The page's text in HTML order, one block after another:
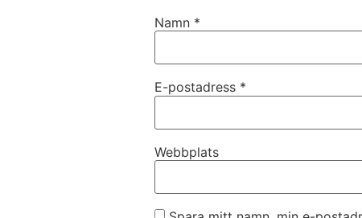
Namn *
E-postadress *
Webbplats